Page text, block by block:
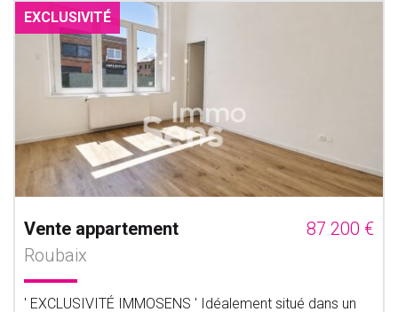
EXCLUSIVITÉ
Vente appartement
87 200 €
Roubaix
' EXCLUSIVITÉ IMMOSENS ' Idéalement situé dans un